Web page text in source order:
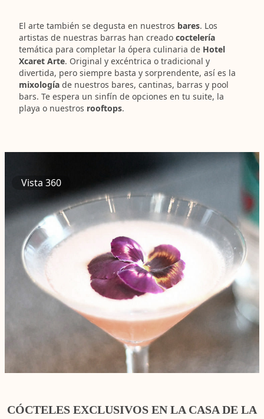
El arte también se degusta en nuestros bares. Los
artistas de nuestras barras han creado coctelería
temática para completar la ópera culinaria de Hotel
Xcaret Arte. Original y excéntrica o tradicional y
divertida, pero siempre basta y sorprendente, así es la
mixología de nuestros bares, cantinas, barras y pool
bars. Te espera un sinfín de opciones en tu suite, la
playa o nuestros rooftops.
Vista 360
CÓCTELES EXCLUSIVOS EN LA CASA DE LA